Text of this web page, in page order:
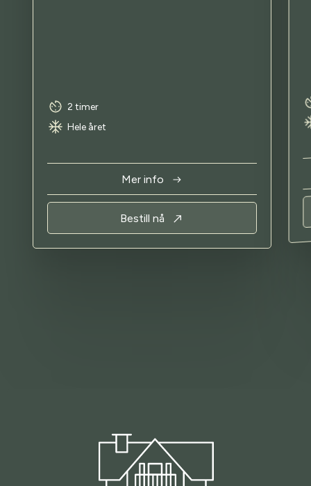
2 timer
Hele året
Mer info
Bestill nå
Trasti og Trine